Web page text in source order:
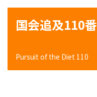
国会追及110番
Pursuit of the Diet 110